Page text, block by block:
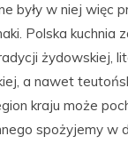
były w niej więc
Polska kuchnia
żydowskiej,
a nawet
kraju może
spożyjemy w